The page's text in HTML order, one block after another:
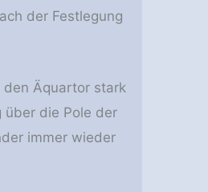
der Festlegung
den Äquartor stark
über die Pole der
immer wieder